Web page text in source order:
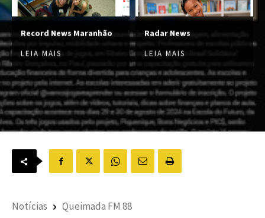
Record News Maranhão
LEIA MAIS
Radar News
LEIA MAIS
Notícias Queimada FM 88